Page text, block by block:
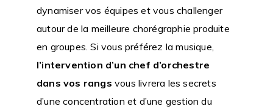
dynamiser vos équipes et vous challenger
autour de la meilleure chorégraphie produite
en groupes. Si vous préférez la musique,
l’intervention d’un chef d’orchestre
dans vos rangs vous livrera les secrets
d’une concentration et d’une gestion du